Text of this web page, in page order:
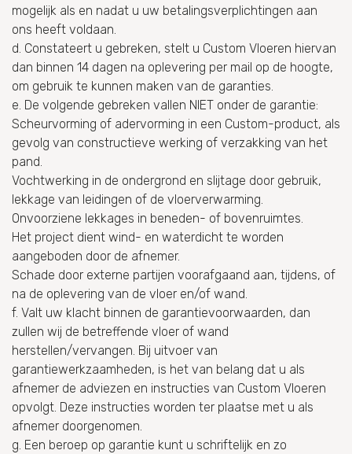
mogelijk als en nadat u uw betalingsverplichtingen aan
ons heeft voldaan.
d. Constateert u gebreken, stelt u Custom Vloeren hiervan
dan binnen 14 dagen na oplevering per mail op de hoogte,
om gebruik te kunnen maken van de garanties.
e. De volgende gebreken vallen NIET onder de garantie:
Scheurvorming of adervorming in een Custom-product, als
gevolg van constructieve werking of verzakking van het
pand.
Vochtwerking in de ondergrond en slijtage door gebruik,
lekkage van leidingen of de vloerverwarming.
Onvoorziene lekkages in beneden- of bovenruimtes.
Het project dient wind- en waterdicht te worden
aangeboden door de afnemer.
Schade door externe partijen voorafgaand aan, tijdens, of
na de oplevering van de vloer en/of wand.
f. Valt uw klacht binnen de garantievoorwaarden, dan
zullen wij de betreffende vloer of wand
herstellen/vervangen. Bij uitvoer van
garantiewerkzaamheden, is het van belang dat u als
afnemer de adviezen en instructies van Custom Vloeren
opvolgt. Deze instructies worden ter plaatse met u als
afnemer doorgenomen.
g. Een beroep op garantie kunt u schriftelijk en zo